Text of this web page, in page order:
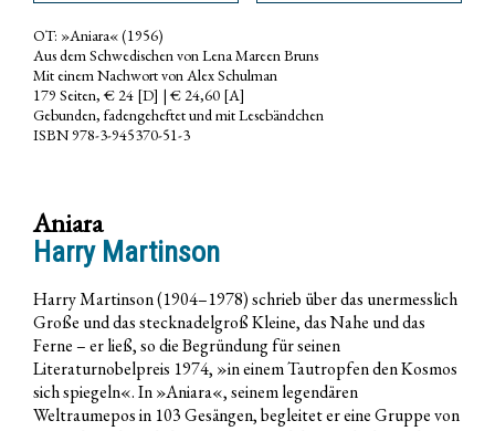
OT: »Aniara« (1956)
Aus dem Schwedischen von Lena Mareen Bruns
Mit einem Nachwort von Alex Schulman
179 Seiten, € 24 [D] | € 24,60 [A]
Gebunden, fadengeheftet und mit Lesebändchen
ISBN 978-3-945370-51-3
Aniara
Harry Martinson
Harry Martinson (1904–1978) schrieb über das unermesslich
Große und das stecknadelgroß Kleine, das Nahe und das
Ferne – er ließ, so die Begründung für seinen
Literaturnobelpreis 1974, »in einem Tautropfen den Kosmos
sich spiegeln«. In »Aniara«, seinem legendären
Weltraumepos in 103 Gesängen, begleitet er eine Gruppe von